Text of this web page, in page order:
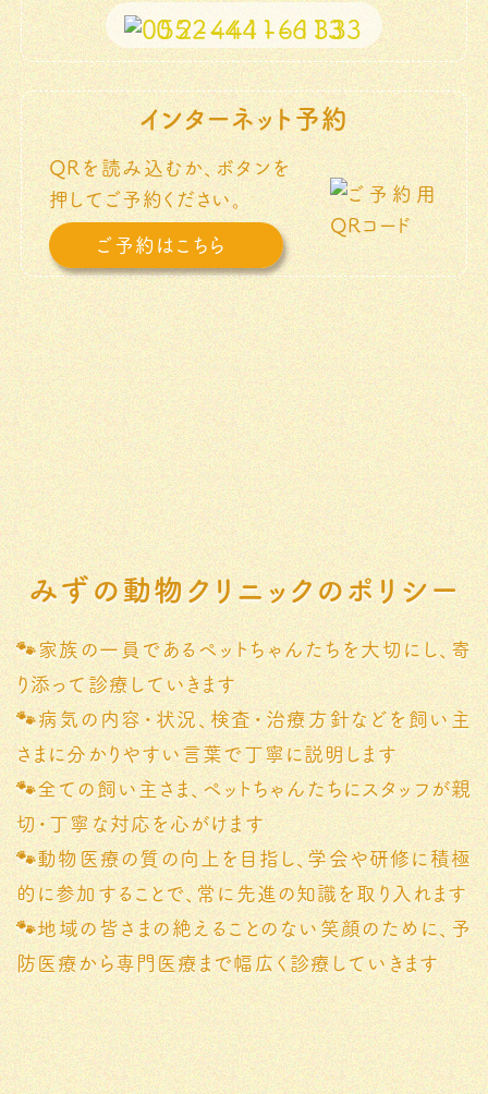
052-441-6133
インターネット予約
QRを読み込むか、ボタンを
押してご予約ください。
ご予約はこちら
みずの動物クリニックのポリシー
🐾家族の一員であるペットちゃんたちを大切にし、寄
り添って診療していきます
🐾病気の内容・状況、検査・治療方針などを飼い主
さまに分かりやすい言葉で丁寧に説明します
🐾全ての飼い主さま、ペットちゃんたちにスタッフが親
切・丁寧な対応を心がけます
🐾動物医療の質の向上を目指し、学会や研修に積極
的に参加することで、常に先進の知識を取り入れます
🐾地域の皆さまの絶えることのない笑顔のために、予
防医療から専門医療まで幅広く診療していきます